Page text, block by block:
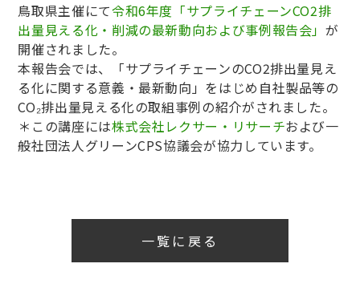
鳥取県主催にて令和6年度「サプライチェーンCO2排
出量見える化・削減の最新動向および事例報告会」が
開催されました。
本報告会では、「サプライチェーンのCO2排出量見え
る化に関する意義・最新動向」をはじめ自社製品等の
CO₂排出量見える化の取組事例の紹介がされました。
＊この講座には株式会社レクサー・リサーチおよび一
般社団法人グリーンCPS協議会が協力しています。
一覧に戻る